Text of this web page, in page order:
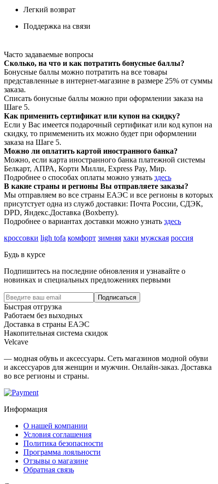
Легкий возврат
Поддержка на связи
Часто задаваемые вопросы
Сколько, на что и как потратить бонусные баллы?
Бонусные баллы можно потратить на все товары
представленные в интернет-магазине в размере 25% от суммы
заказа.
Списать бонусные баллы можно при оформлении заказа на
Шаге 5.
Как применить сертификат или купон на скидку?
Если у Вас имеется подарочный сертификат или код купон на
скидку, то примеменить их можно будет при оформлении
заказа на Шаге 5.
Можно ли оплатить картой иностранного банка?
Можно, если карта иностранного банка платежной системы
Белкарт, АПРА, Корти Милли, Express Pay, Мир.
Подробнее о способах оплаты можно узнать здесь
В какие страны и регионы Вы отправляете заказы?
Мы отправляем во все страны ЕАЭС и все регионы в которых
присутстует одна из служб доставки: Почта России, СДЭК,
DPD, Яндекс.Доставка (Boxberry).
Подробнее о вариантах доставки можно узнать здесь
кроссовки ligh tofa комфорт зимняя хаки мужская россия
Будь в курсе
Подпишитесь на последние обновления и узнавайте о
новинках и специальных предложениях первыми
Подписаться
Быстрая отгрузка
Работаем без выходных
Доставка в страны ЕАЭС
Накопительная система скидок
Velcave
— модная обувь и аксессуары. Сеть магазинов модной обуви
и аксессуаров для женщин и мужчин. Онлайн-заказ. Доставка
во все регионы и страны.
Информация
О нашей компании
Условия соглашения
Политика безопасности
Программа лояльности
Отзывы о магазине
Обратная связь